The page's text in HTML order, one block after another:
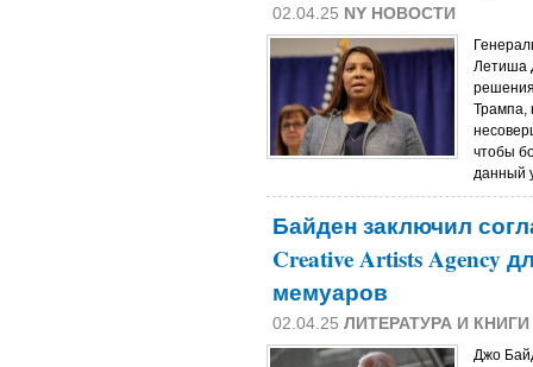
02.04.25 NY НОВОСТИ
Летиша
Трампа,
чтобы
данный
Байден заключил
Creative Artists Agency
мемуаров
02.04.25 ЛИТЕРАТУРА И КНИГИ
Джо